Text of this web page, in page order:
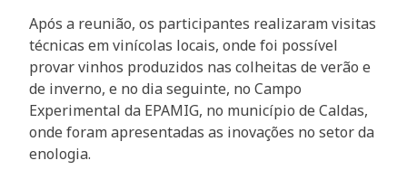
Após a reunião, os participantes realizaram visitas
técnicas em vinícolas locais, onde foi possível
provar vinhos produzidos nas colheitas de verão e
de inverno, e no dia seguinte, no Campo
Experimental da EPAMIG, no município de Caldas,
onde foram apresentadas as inovações no setor da
enologia.